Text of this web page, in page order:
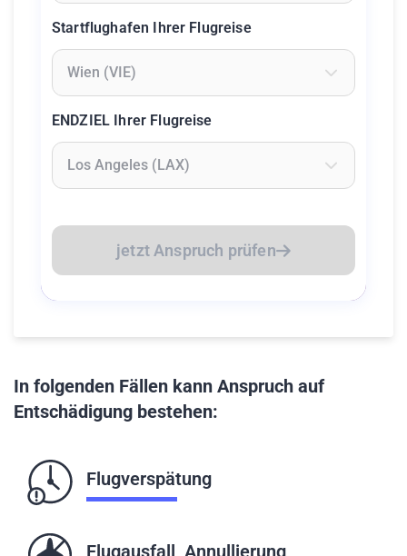
Startflughafen Ihrer Flugreise
ENDZIEL Ihrer Flugreise
jetzt Anspruch prüfen
In folgenden Fällen kann Anspruch auf
Entschädigung bestehen:
Flugverspätung
Flugausfall, Annullierung